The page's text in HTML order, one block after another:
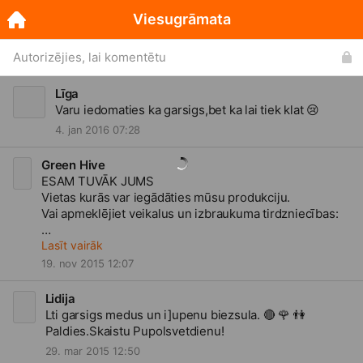
Autorizējies, lai komentētu
Līga
Varu iedomaties ka garsigs,bet ka lai tiek klat 😢
4. jan 2016 07:28
Green Hive
ESAM TUVĀK JUMS
Vietas kurās var iegādāties mūsu produkciju.
Vai apmeklējiet veikalus un izbraukuma tirdzniecības:
Rīga:
Mežciema Maxima - Trešdienas un Sestdienas
Veikals saule - Merķeļa ielā pretim Cirkam
Veikals Bišu bode - Kr Barona 51
Visos septiņos Rimi ''Klēts veikalos'' (Spice, Alfa, Mols,
Pulkvedis, Valdemārs, Biķernieki, Damme)
Lasīt vairāk
19. nov 2015 12:07
Lidija
Lti garsigs medus un i]upenu biezsula. 🔴 🌹 👫
Paldies.Skaistu Pupolsvetdienu!
29. mar 2015 12:50
Viesugrāmata